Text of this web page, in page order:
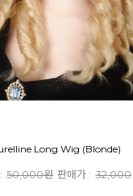
Long Wig (Blonde)
50,000원 판매가 : 32,000